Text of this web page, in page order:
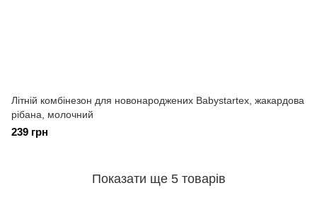
Літній комбінезон для новонароджених Babystartex, жакардова
рібана, молочний
239 грн
Показати ще 5 товарів